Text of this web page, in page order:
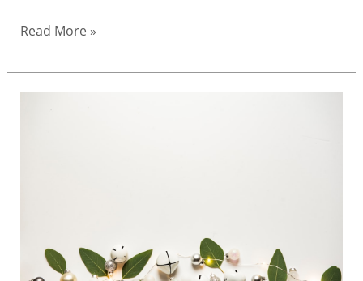
物
有
溫
Read More »
康：
台